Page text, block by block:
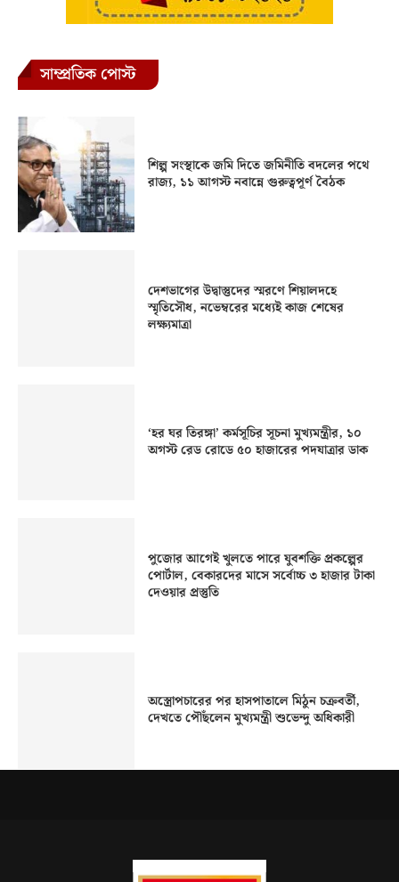
সাম্প্রতিক পোস্ট
শিল্প সংস্থাকে জমি দিতে জমিনীতি বদলের পথে
রাজ্য, ১১ আগস্ট নবান্নে গুরুত্বপূর্ণ বৈঠক
দেশভাগের উদ্বাস্তুদের স্মরণে শিয়ালদহে
স্মৃতিসৌধ, নভেম্বরের মধ্যেই কাজ শেষের
লক্ষ্যমাত্রা
‘হর ঘর তিরঙ্গা’ কর্মসূচির সূচনা মুখ্যমন্ত্রীর, ১০
অগস্ট রেড রোডে ৫০ হাজারের পদযাত্রার ডাক
পুজোর আগেই খুলতে পারে যুবশক্তি প্রকল্পের
পোর্টাল, বেকারদের মাসে সর্বোচ্চ ৩ হাজার টাকা
দেওয়ার প্রস্তুতি
অস্ত্রোপচারের পর হাসপাতালে মিঠুন চক্রবর্তী,
দেখতে পৌঁছলেন মুখ্যমন্ত্রী শুভেন্দু অধিকারী